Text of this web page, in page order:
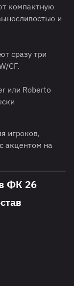
компактную
и
сразу три
CF.
или Roberto
игроков,
акцентом на
ФК 26